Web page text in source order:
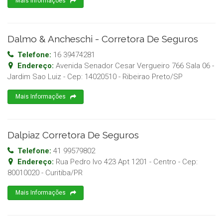
Dalmo & Ancheschi - Corretora De Seguros
Telefone: 16 39474281
Endereço: Avenida Senador Cesar Vergueiro 766 Sala 06 -
Jardim Sao Luiz - Cep: 14020510 - Ribeirao Preto/SP
Mais Informações
Dalpiaz Corretora De Seguros
Telefone: 41 99579802
Endereço: Rua Pedro Ivo 423 Apt 1201 - Centro - Cep:
80010020 - Curitiba/PR
Mais Informações